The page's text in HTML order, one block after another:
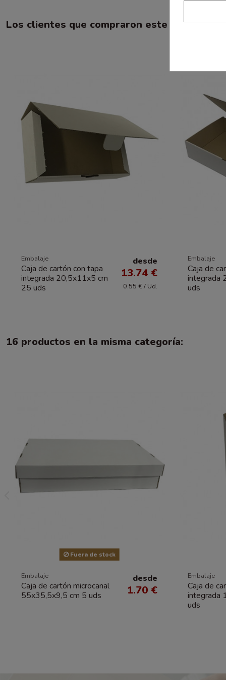
Los clientes que compraron este producto
Embalaje
Caja de cartón con tapa
integrada 20,5x11x5 cm
25 uds
desde
13.74 €
0.55 € / Ud.
Embalaje
Caja de
integrada
uds
16 productos en la misma categoría:
Fuera de stock
Embalaje
Caja de cartón microcanal
55x35,5x9,5 cm 5 uds
desde
1.70 €
Embalaje
Caja de
integrada
uds